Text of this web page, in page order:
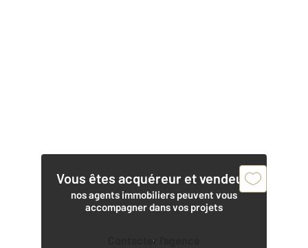
Vous êtes acquéreur et vendeur,
nos agents immobiliers peuvent vous
accompagner dans vos projets
Contacter l'agence